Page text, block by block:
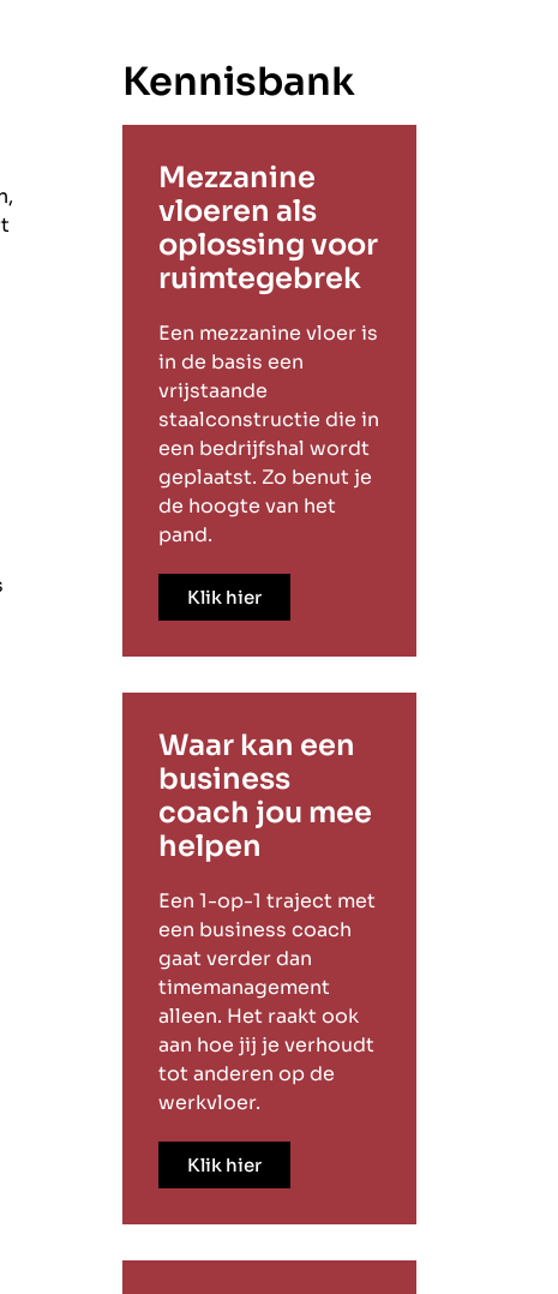
Kennisbank
Mezzanine
vloeren als
oplossing voor
ruimtegebrek
Een mezzanine vloer is
in de basis een
vrijstaande
staalconstructie die in
een bedrijfshal wordt
geplaatst. Zo benut je
de hoogte van het
pand.
Klik hier
Waar kan een
business
coach jou mee
helpen
Een 1-op-1 traject met
een business coach
gaat verder dan
timemanagement
alleen. Het raakt ook
aan hoe jij je verhoudt
tot anderen op de
werkvloer.
Klik hier